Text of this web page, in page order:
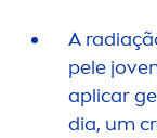
A
pele
aplicar
dia, um